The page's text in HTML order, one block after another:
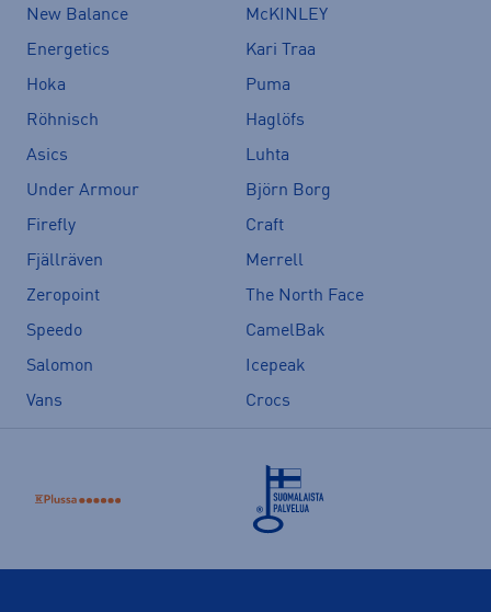
New Balance
McKINLEY
Energetics
Kari Traa
Hoka
Puma
Röhnisch
Haglöfs
Asics
Luhta
Under Armour
Björn Borg
Firefly
Craft
Fjällräven
Merrell
Zeropoint
The North Face
Speedo
CamelBak
Salomon
Icepeak
Vans
Crocs